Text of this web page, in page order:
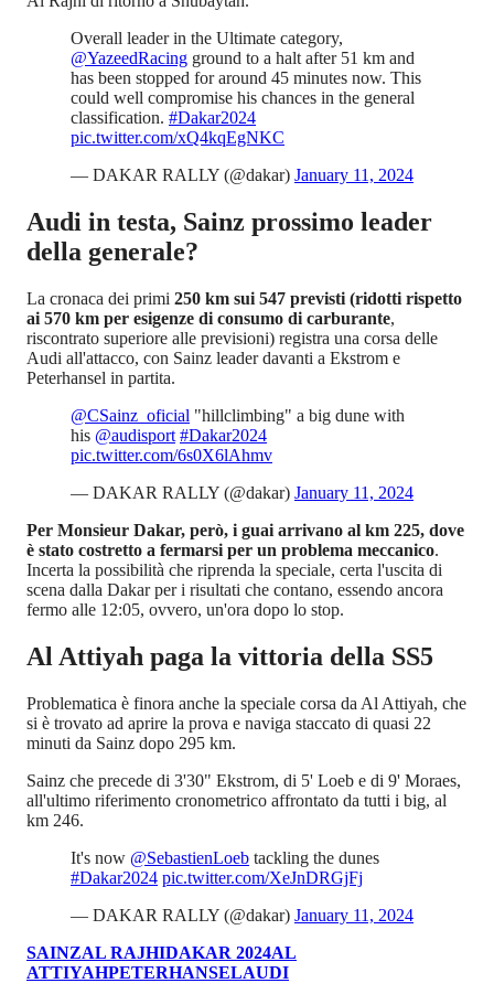
Overall leader in the Ultimate category,
@YazeedRacing ground to a halt after 51 km and
has been stopped for around 45 minutes now. This
could well compromise his chances in the general
classification. #Dakar2024
pic.twitter.com/xQ4kqEgNKC
— DAKAR RALLY (@dakar) January 11, 2024
Audi in testa, Sainz prossimo leader
della generale?
La cronaca dei primi 250 km sui 547 previsti (ridotti rispetto
ai 570 km per esigenze di consumo di carburante,
riscontrato superiore alle previsioni) registra una corsa delle
Audi all'attacco, con Sainz leader davanti a Ekstrom e
Peterhansel in partita.
@CSainz_oficial "hillclimbing" a big dune with
his @audisport #Dakar2024
pic.twitter.com/6s0X6lAhmv
— DAKAR RALLY (@dakar) January 11, 2024
Per Monsieur Dakar, però, i guai arrivano al km 225, dove
è stato costretto a fermarsi per un problema meccanico.
Incerta la possibilità che riprenda la speciale, certa l'uscita di
scena dalla Dakar per i risultati che contano, essendo ancora
fermo alle 12:05, ovvero, un'ora dopo lo stop.
Al Attiyah paga la vittoria della SS5
Problematica è finora anche la speciale corsa da Al Attiyah, che
si è trovato ad aprire la prova e naviga staccato di quasi 22
minuti da Sainz dopo 295 km.
Sainz che precede di 3'30" Ekstrom, di 5' Loeb e di 9' Moraes,
all'ultimo riferimento cronometrico affrontato da tutti i big, al
km 246.
It's now @SebastienLoeb tackling the dunes
#Dakar2024 pic.twitter.com/XeJnDRGjFj
— DAKAR RALLY (@dakar) January 11, 2024
SAINZAL RAJHIDAKAR 2024AL
ATTIYAHPETERHANSELAUDI